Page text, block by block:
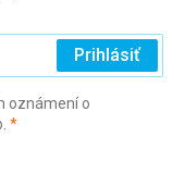
Prihlásiť
oznámení o
*(povinné)